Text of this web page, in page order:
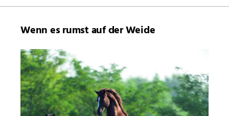
Wenn es rumst auf der Weide